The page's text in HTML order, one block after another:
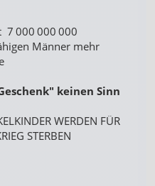
7 000 000 000
Männer mehr
keinen Sinn
WERDEN FÜR
STERBEN